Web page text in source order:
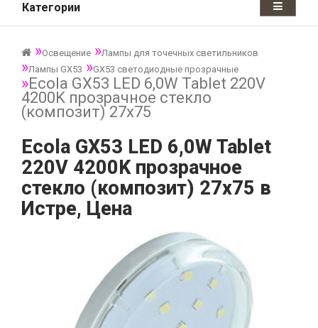
Категории
Освещение
Лампы для точечных светильников
Лампы GX53
GX53 светодиодные прозрачные
Ecola GX53 LED 6,0W Tablet 220V
4200K прозрачное стекло
(композит) 27x75
Ecola GX53 LED 6,0W Tablet
220V 4200K прозрачное
стекло (композит) 27x75 в
Истре, Цена